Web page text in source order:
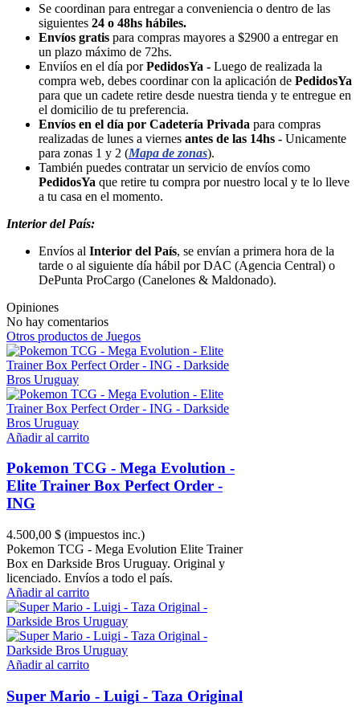
Se coordinan para entregar a conveniencia o dentro de las
siguientes 24 o 48hs hábiles.
Envíos gratis para compras mayores a $2900 a entregar en
un plazo máximo de 72hs.
Enviíos en el día porPedidosYa - Luego de realizada la
compra web, debes coordinar con la aplicación de PedidosYa
para que un cadete retire desde nuestra tienda y te entregue en
el domicilio de tu preferencia.
Envíos en el día por Cadetería Privada para compras
realizadas de lunes a viernes antes de las 14hs - Unicamente
para zonas 1 y 2 (Mapa de zonas).
También puedes contratar un servicio de envíos como
PedidosYa que retire tu compra por nuestro local y te lo lleve
a tu casa en el momento.
Interior del País:
Envíos al Interior del País, se envían a primera hora de la
tarde o al siguiente día hábil por DAC (Agencia Central) o
DePunta ProCargo (Canelones & Maldonado).
Opiniones
No hay comentarios
Otros productos de Juegos
Añadir al carrito
Pokemon TCG - Mega Evolution -
Elite Trainer Box Perfect Order -
ING
4.500,00 $ (impuestos inc.)
Pokemon TCG - Mega Evolution Elite Trainer
Box en Darkside Bros Uruguay. Original y
licenciado. Envíos a todo el país.
Añadir al carrito
Añadir al carrito
Super Mario - Luigi - Taza Original